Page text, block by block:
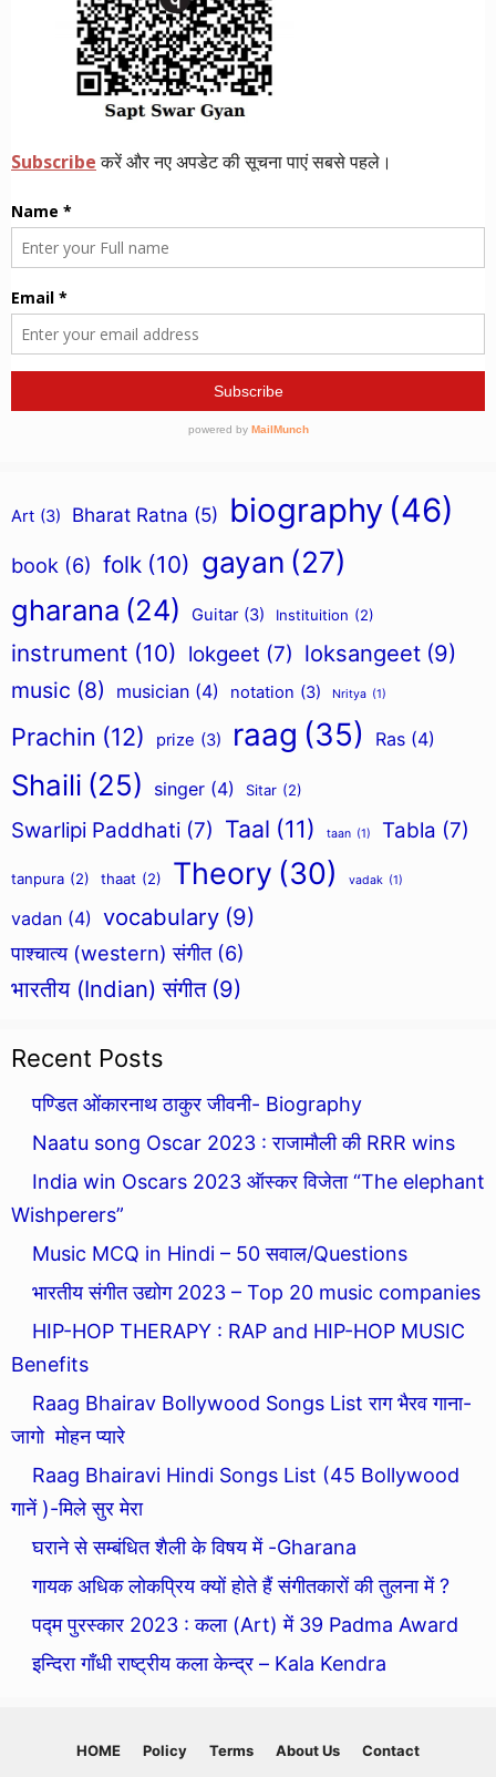
Art (3) Bharat Ratna (5) biography (46)
book (6) folk (10) gayan (27)
gharana (24) Guitar (3) Instituition (2)
instrument (10) lokgeet (7) loksangeet (9)
music (8) musician (4) notation (3) Nritya (1)
Prachin (12) prize (3) raag (35) Ras (4)
Shaili (25) singer (4) Sitar (2)
Swarlipi Paddhati (7) Taal (11) taan (1) Tabla (7)
tanpura (2) thaat (2) Theory (30) vadak (1)
vadan (4) vocabulary (9)
पाश्चात्य (western) संगीत (6)
भारतीय (Indian) संगीत (9)
Recent Posts
पण्डित ओंकारनाथ ठाकुर जीवनी- Biography
Naatu song Oscar 2023 : राजामौली की RRR wins
India win Oscars 2023 ऑस्कर विजेता “The elephant
Wishperers”
Music MCQ in Hindi – 50 सवाल/Questions
भारतीय संगीत उद्योग 2023 – Top 20 music companies
HIP-HOP THERAPY : RAP and HIP-HOP MUSIC
Benefits
Raag Bhairav Bollywood Songs List राग भैरव गाना-
जागो मोहन प्यारे
Raag Bhairavi Hindi Songs List (45 Bollywood
गानें )-मिले सुर मेरा
घराने से सम्बंधित शैली के विषय में -Gharana
गायक अधिक लोकप्रिय क्यों होते हैं संगीतकारों की तुलना में ?
पद्म पुरस्कार 2023 : कला (Art) में 39 Padma Award
इन्दिरा गाँधी राष्ट्रीय कला केन्द्र – Kala Kendra
HOME Policy Terms About Us Contact